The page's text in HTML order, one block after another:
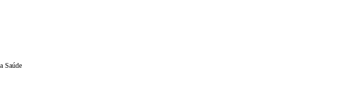
Saúde